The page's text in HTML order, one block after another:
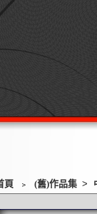
頁 ﹥ (舊)作品集 >